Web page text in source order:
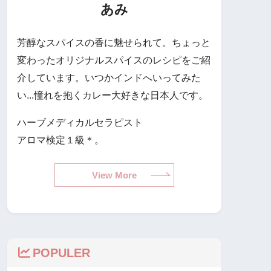
あみ
芳醇なスパイスの香に魅せられて。ちょっと
変わったオリジナルスパイスのレシピをご紹
介しています。いつかインドへいってみた
い...憧れを抱くカレー大好きな日本人です。
ハーブメディカルセラピスト
アロマ検定１級＊。
View More
POPULER